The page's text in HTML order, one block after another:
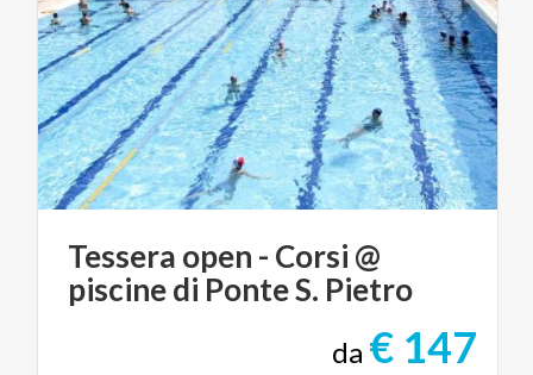
Tessera open - Corsi @
piscinedi PonteS. Pietro
da € 147